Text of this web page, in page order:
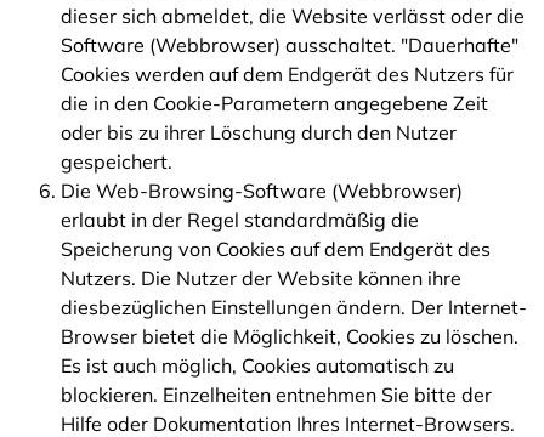
dieser sich abmeldet, die Website verlässt oder die
Software (Webbrowser) ausschaltet. "Dauerhafte"
Cookies werden auf dem Endgerät des Nutzers für
die in den Cookie-Parametern angegebene Zeit
oder bis zu ihrer Löschung durch den Nutzer
gespeichert.
Die Web-Browsing-Software (Webbrowser)
erlaubt in der Regel standardmäßig die
Speicherung von Cookies auf dem Endgerät des
Nutzers. Die Nutzer der Website können ihre
diesbezüglichen Einstellungen ändern. Der Internet-
Browser bietet die Möglichkeit, Cookies zu löschen.
Es ist auch möglich, Cookies automatisch zu
blockieren. Einzelheiten entnehmen Sie bitte der
Hilfe oder Dokumentation Ihres Internet-Browsers.